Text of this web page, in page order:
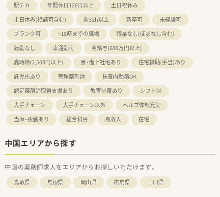
駅チカ 年間休日120日以上
土日祝休み
土日休み(相談可含む)
週32h以上 新卒可
未経験可
ブランク可
~18時までの職場
残業なし(ほぼなし含む)
転勤なし
車通勤可
高給与(600万円以上)
高時給(2,500円以上)
寮・借上社宅あり
住宅補助(手当)あり
託児所あり
管理薬剤師
扶養内勤務OK
認定薬剤師取得支援あり
教育制度あり
シフト制
大手チェーン
大手チェーン以外
ヘルプ体制充実
当直・夜勤あり
総合科目 高収入 在宅
中国エリアから探す
中国の薬剤師求人をエリアからお探しいただけます。
鳥取県 島根県 岡山県 広島県 山口県